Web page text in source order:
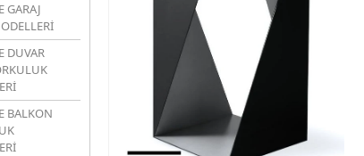
GARAJ
DUVAR
BALKON